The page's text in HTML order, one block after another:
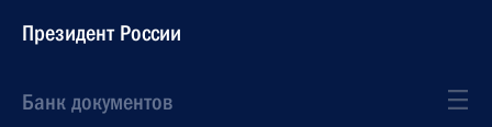
Президент России
Банк документов